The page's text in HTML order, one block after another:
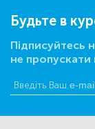
Будьте в
Підписуйтесь
не пропускати